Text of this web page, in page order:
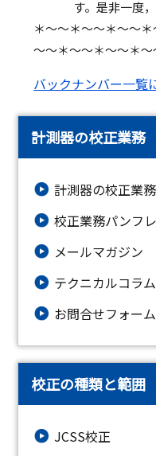
す。是非一度
＊～～＊～～＊～～
～～＊～～＊～～＊～
バックナンバー一覧
計測器の校正業務
計測器の校正業務
校正業務パンフ
メールマガジン
テクニカルコラム
お問合せフォーム
校正の種類と範囲
JCSS校正